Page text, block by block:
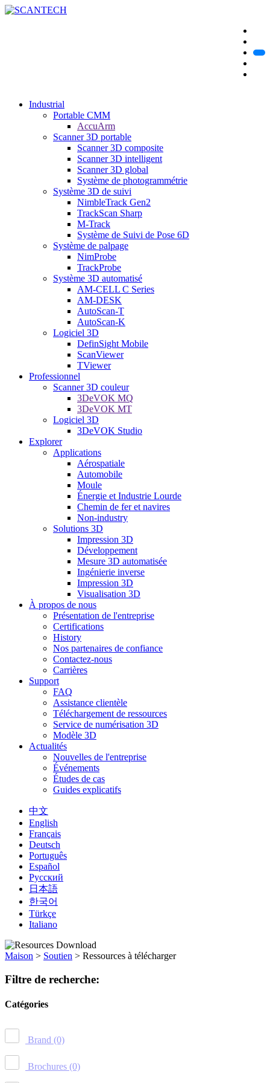
Industrial
Portable CMM
AccuArm
Scanner 3D portable
Scanner 3D composite
Scanner 3D intelligent
Scanner 3D global
Système de photogrammétrie
Système 3D de suivi
NimbleTrack Gen2
TrackScan Sharp
M-Track
Système de Suivi de Pose 6D
Système de palpage
NimProbe
TrackProbe
Système 3D automatisé
AM-CELL C Series
AM-DESK
AutoScan-T
AutoScan-K
Logiciel 3D
DefinSight Mobile
ScanViewer
TViewer
Professionnel
Scanner 3D couleur
3DeVOK MQ
3DeVOK MT
Logiciel 3D
3DeVOK Studio
Explorer
Applications
Aérospatiale
Automobile
Moule
Énergie et Industrie Lourde
Chemin de fer et navires
Non-industry
Solutions 3D
Impression 3D
Développement
Mesure 3D automatisée
Ingénierie inverse
Impression 3D
Visualisation 3D
À propos de nous
Présentation de l'entreprise
Certifications
History
Nos partenaires de confiance
Contactez-nous
Carrières
Support
FAQ
Assistance clientèle
Téléchargement de ressources
Service de numérisation 3D
Modèle 3D
Actualités
Nouvelles de l'entreprise
Événements
Études de cas
Guides explicatifs
中文
English
Français
Deutsch
Português
Español
Русский
日本語
한국어
Türkçe
Italiano
Maison > Soutien > Ressources à télécharger
Filtre de recherche:
Catégories
Brand (0)
Brochures (0)